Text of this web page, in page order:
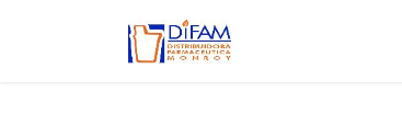
Ir al contenido